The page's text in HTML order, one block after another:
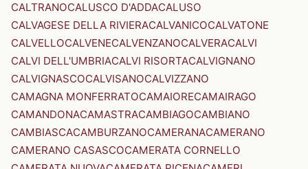
CALTRANOCALUSCO D'ADDACALUSO
CALVAGESE DELLA RIVIERACALVANICOCALVATONE
CALVELLOCALVENECALVENZANOCALVERACALVI
CALVI DELL'UMBRIACALVI RISORTACALVIGNANO
CALVIGNASCOCALVISANOCALVIZZANO
CAMAGNA MONFERRATOCAMAIORECAMAIRAGO
CAMANDONACAMASTRACAMBIAGOCAMBIANO
CAMBIASCACAMBURZANOCAMERANACAMERANO
CAMERANO CASASCOCAMERATA CORNELLO